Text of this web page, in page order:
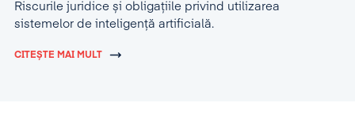
Riscurile juridice și obligațiile privind utilizarea
sistemelor de inteligență artificială.
CITEȘTE MAI MULT